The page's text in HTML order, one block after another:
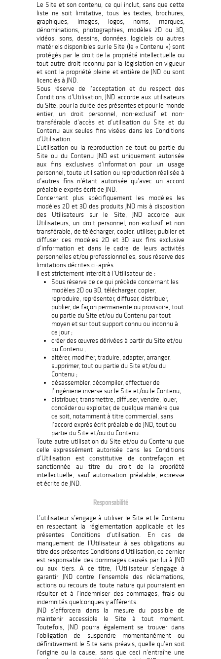
Le Site et son contenu, ce qui inclut, sans que cette
liste ne soit limitative, tous les textes, brochures,
graphiques, images, logos, noms, marques,
dénominations, photographies, modèles 2D ou 3D,
vidéos, sons, dessins, données, logiciels ou autres
matériels disponibles sur le Site (le « Contenu ») sont
protégés par le droit de la propriété intellectuelle ou
tout autre droit reconnu par la législation en vigueur
et sont la propriété pleine et entière de JND ou sont
licenciés à JND.
Sous réserve de l’acceptation et du respect des
Conditions d’Utilisation, JND accorde aux utilisateurs
du Site, pour la durée des présentes et pour le monde
entier, un droit personnel, non-exclusif et non-
transférable d’accès et d’utilisation du Site et du
Contenu aux seules fins visées dans les Conditions
d’Utilisation.
L’utilisation ou la reproduction de tout ou partie du
Site ou du Contenu JND est uniquement autorisée
aux fins exclusives d’information pour un usage
personnel, toute utilisation ou reproduction réalisée à
d’autres fins n’étant autorisée qu’avec un accord
préalable exprès écrit de JND.
Concernant plus spécifiquement les modèles les
modèles 2D et 3D des produits JND mis à disposition
des Utilisateurs sur le Site, JND accorde aux
Utilisateurs, un droit personnel, non-exclusif et non
transférable, de télécharger, copier, utiliser, publier et
diffuser ces modèles 2D et 3D aux fins exclusive
d’information et dans le cadre de leurs activités
personnelles et/ou professionnelles, sous réserve des
limitations décrites ci-après.
Il est strictement interdit à l’Utilisateur de :
Sous réserve de ce qui précède concernant les
modèles 2D ou 3D, télécharger, copier,
reproduire, représenter, diffuser, distribuer,
publier, de façon permanente ou provisoire, tout
ou partie du Site et/ou du Contenu par tout
moyen et sur tout support connu ou inconnu à
ce jour ;
créer des œuvres dérivées à partir du Site et/ou
du Contenu ;
altérer, modifier, traduire, adapter, arranger,
supprimer, tout ou partie du Site et/ou du
Contenu ;
désassembler, décompiler, effectuer de
l’ingénierie inverse sur le Site et/ou le Contenu;
distribuer, transmettre, diffuser, vendre, louer,
concéder ou exploiter, de quelque manière que
ce soit, notamment à titre commercial, sans
l’accord exprès écrit préalable de JND, tout ou
partie du Site et/ou du Contenu.
Toute autre utilisation du Site et/ou du Contenu que
celle expressément autorisée dans les Conditions
d’Utilisation est constitutive de contrefaçon et
sanctionnée au titre du droit de la propriété
intellectuelle, sauf autorisation préalable, expresse
et écrite de JND.
Responsabilité
L’utilisateur s’engage à utiliser le Site et le Contenu
en respectant la réglementation applicable et les
présentes Conditions d’utilisation. En cas de
manquement de l’Utilisateur à ses obligations au
titre des présentes Conditions d’Utilisation, ce dernier
est responsable des dommages causés par lui à JND
ou aux tiers. A ce titre, l’Utilisateur s’engage à
garantir JND contre l’ensemble des réclamations,
actions ou recours de toute nature qui pourraient en
résulter et à l’indemniser des dommages, frais ou
indemnités quelconques y afférents.
JND s’efforcera dans la mesure du possible de
maintenir accessible le Site à tout moment.
Toutefois, JND pourra également se trouver dans
l’obligation de suspendre momentanément ou
définitivement le Site sans préavis, quelle qu’en soit
l’origine ou la cause, sans que ceci n’entraîne une